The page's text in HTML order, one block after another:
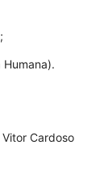
Cardoso